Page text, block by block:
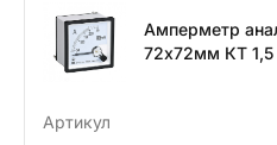
Амперметр
72х72мм КТ 1,5
Артикул